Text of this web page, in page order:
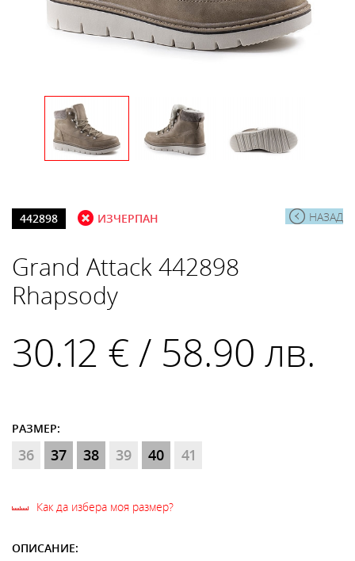
НАЗАД
442898 ИЗЧЕРПАН
Grand Attack 442898
Rhapsody
30.12 € / 58.90 лв.
РАЗМЕР:
36 37 38 39 40 41
Как да избера моя размер?
ОПИСАНИЕ: